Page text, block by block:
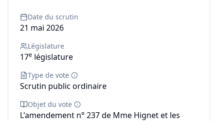
Date du scrutin
21 mai 2026
Législature
17e législature
Type de vote
Scrutin public ordinaire
Objet du vote
L'amendement n° 237 de Mme Hignet et les